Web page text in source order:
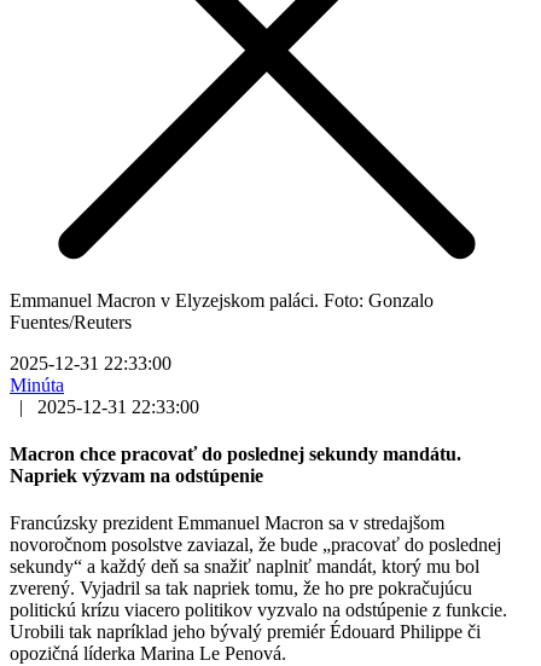
Emmanuel Macron v Elyzejskom paláci. Foto: Gonzalo
Fuentes/Reuters
2025-12-31 22:33:00
Minúta
|
2025-12-31 22:33:00
Macron chce pracovať do poslednej sekundy mandátu.
Napriek výzvam na odstúpenie
Francúzsky prezident Emmanuel Macron sa v stredajšom
novoročnom posolstve zaviazal, že bude „pracovať do poslednej
sekundy“ a každý deň sa snažiť naplniť mandát, ktorý mu bol
zverený. Vyjadril sa tak napriek tomu, že ho pre pokračujúcu
politickú krízu viacero politikov vyzvalo na odstúpenie z funkcie.
Urobili tak napríklad jeho bývalý premiér Édouard Philippe či
opozičná líderka Marina Le Penová.